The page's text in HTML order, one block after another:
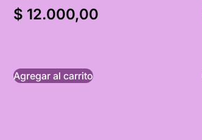
$ 12.000,00
Agregar al carrito